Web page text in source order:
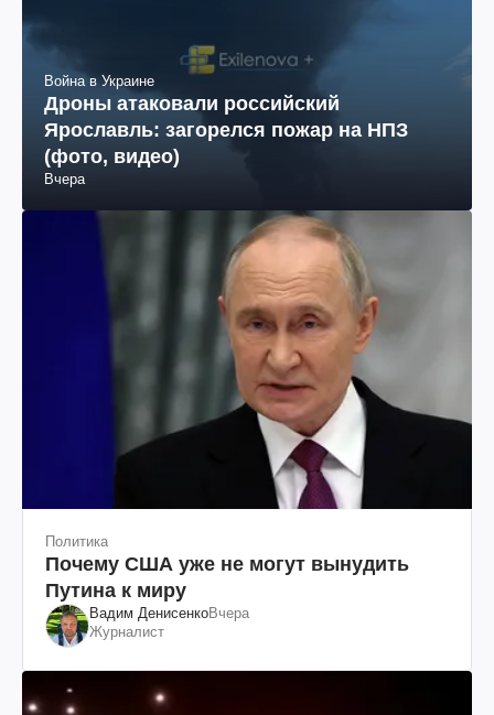
Война в Украине
Дроны атаковали российский
Ярославль: загорелся пожар на НПЗ
(фото, видео)
Вчера
Политика
Почему США уже не могут вынудить
Путина к миру
Вадим ДенисенкоВчера
Журналист